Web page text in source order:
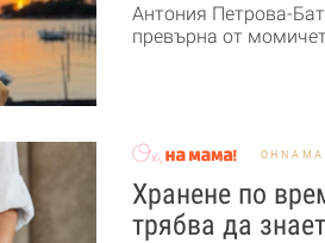
Антония Петрова-
превърна от
Хранене по
трябва да